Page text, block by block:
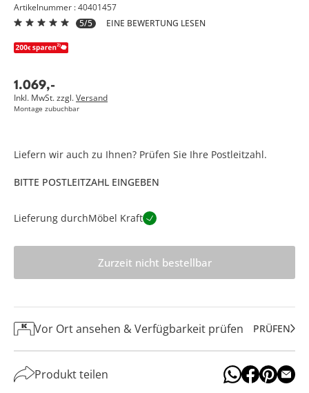
Artikelnummer : 40401457
5/5
EINE BEWERTUNG LESEN
1.069,-
Inkl. MwSt. zzgl.Versand
Montage zubuchbar
Liefern wir auch zu Ihnen? Prüfen Sie Ihre Postleitzahl.
BITTE POSTLEITZAHL EINGEBEN
Lieferung durchMöbel Kraft
Zurzeit nicht bestellbar
Vor Ort ansehen & Verfügbarkeit prüfen PRÜFEN
Produkt teilen